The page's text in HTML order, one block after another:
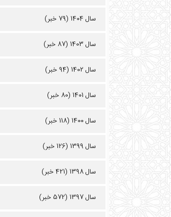
سال 1404 (79 خبر)
سال 1403 (87 خبر)
سال 1402 (94 خبر)
سال 1401 (80 خبر)
سال 1400 (118 خبر)
سال 1399 (126 خبر)
سال 1398 (421 خبر)
سال 1397 (572 خبر)